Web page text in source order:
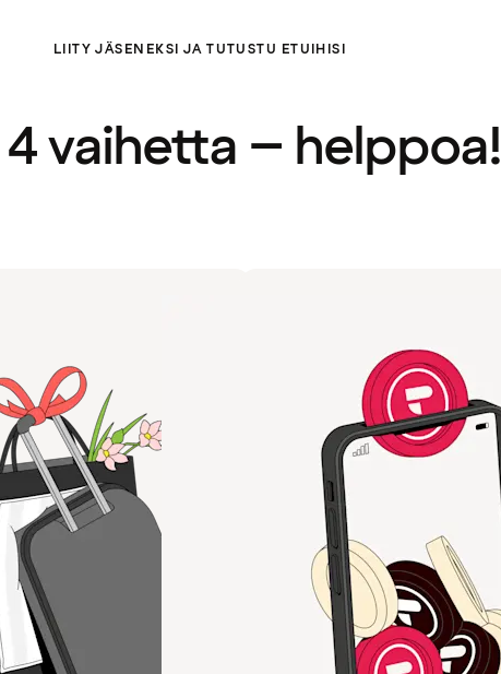
LIITY JÄSENEKSI JA TUTUSTU ETUIHISI
vaihetta – helppoa!